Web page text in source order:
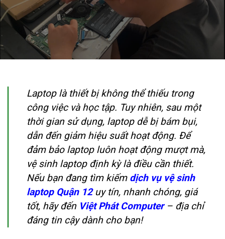
Laptop là thiết bị không thể thiếu trong
công việc và học tập. Tuy nhiên, sau một
thời gian sử dụng, laptop dễ bị bám bụi,
dẫn đến giảm hiệu suất hoạt động. Để
đảm bảo laptop luôn hoạt động mượt mà,
vệ sinh laptop định kỳ là điều cần thiết.
Nếu bạn đang tìm kiếm dịch vụ vệ sinh
laptop Quận 12uy tín, nhanh chóng, giá
tốt, hãy đến Việt Phát Computer– địa chỉ
đáng tin cậy dành cho bạn!